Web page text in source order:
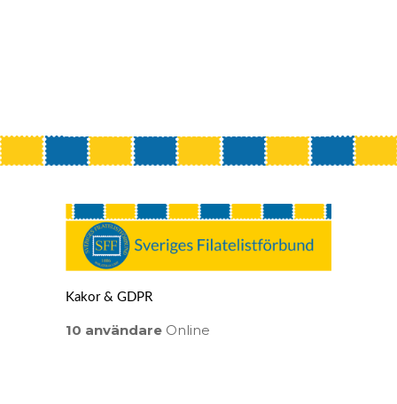
Kakor & GDPR
10 användare Online